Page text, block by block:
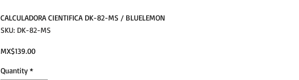
CALCULADORA CIENTIFICA DK-82-MS / BLUELEMON
SKU: DK-82-MS
MX$139.00Price
Quantity *